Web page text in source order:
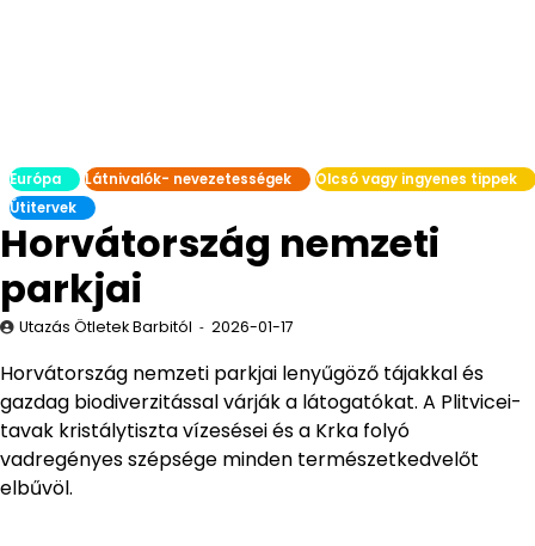
Európa Látnivalók- nevezetességek
Olcsó vagy ingyenes tippek
Útitervek
Horvátország nemzeti
parkjai
Utazás Ötletek Barbitól 2026-01-17
Horvátország nemzeti parkjai lenyűgöző tájakkal és
gazdag biodiverzitással várják a látogatókat. A Plitvicei-
tavak kristálytiszta vízesései és a Krka folyó
vadregényes szépsége minden természetkedvelőt
elbűvöl.